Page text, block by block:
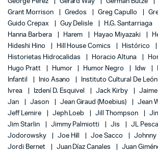
Grant Morrison
Gredos Greg Capullo
Guido Crepax
Guy Delisle H.G. Santarriaga
Hanna Barbera
Harem Hayao Miyazaki
Hideshi Hino
Hill House Comics
Histórico
Historietas Hidrocalidas
Horacio Altuna
Hugo Pratt
Humor Humor Negro Idw
Infantil
Inio Asano Instituto Cultural De León
Ivrea
Izdení D. Esquivel Jack Kirby
Jaime
Jan
Jason Jean Giraud (Moebius)
Jean
Jeff Lemire
Jeph Loeb Jill Thompson
Jim Starlin
Jimmy Palmiotti Jis
JL
Jodorowsky
Joe Hill Joe Sacco
Johnny
Jordi Bernet
Juan Díaz Canales
Juan